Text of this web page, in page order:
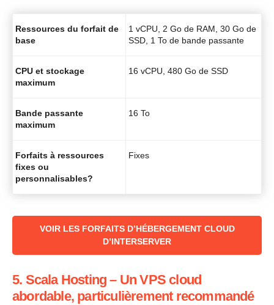
Ressources du forfait de
base
1 vCPU, 2 Go de RAM, 30 Go de
SSD, 1 To de bande passante
CPU et stockage
maximum
16 vCPU, 480 Go de SSD
Bande passante
maximum
16 To
Forfaits à ressources
fixes ou
personnalisables?
Fixes
‌‌VOIR LES FORFAITS D’HÉBERGEMENT CLOUD
D’INTERSERVER
5. Scala Hosting – Un VPS cloud
abordable, particulièrement recommandé